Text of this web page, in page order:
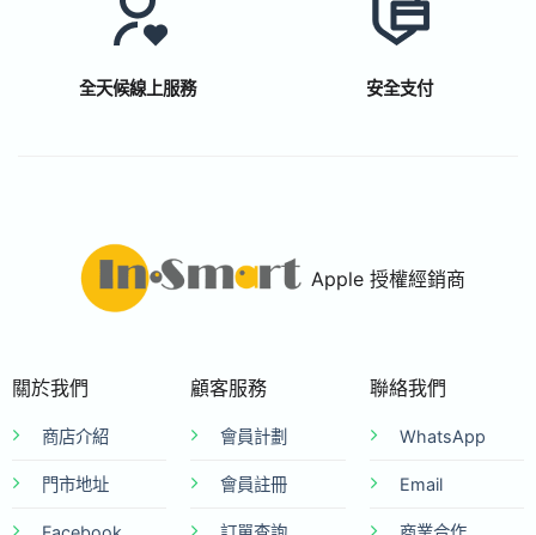
全天候線上服務 安全支付
Apple 授權經銷商
關於我們
商店介紹
門市地址
顧客服務
會員計劃
會員註冊
聯絡我們
WhatsApp
Email